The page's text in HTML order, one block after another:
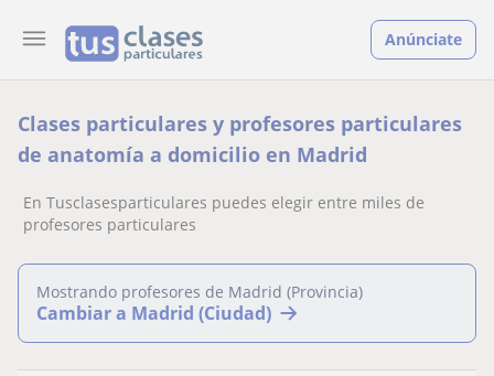
Anúnciate
Clases particulares y profesores particulares
de anatomía a domicilio en Madrid
En Tusclasesparticulares puedes elegir entre miles de
profesores particulares
Mostrando profesores de Madrid (Provincia)
Cambiar a Madrid (Ciudad)